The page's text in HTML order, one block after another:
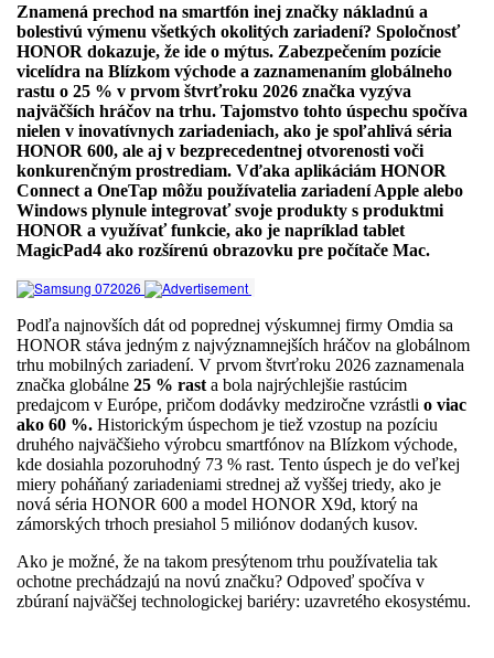
Znamená prechod na smartfón inej značky nákladnú a
bolestivú výmenu všetkých okolitých zariadení? Spoločnosť
HONOR dokazuje, že ide o mýtus. Zabezpečením pozície
vicelídra na Blízkom východe a zaznamenaním globálneho
rastu o 25 % v prvom štvrťroku 2026 značka vyzýva
najväčších hráčov na trhu. Tajomstvo tohto úspechu spočíva
nielen v inovatívnych zariadeniach, ako je spoľahlivá séria
HONOR 600, ale aj v bezprecedentnej otvorenosti voči
konkurenčným prostrediam. Vďaka aplikáciám HONOR
Connect a OneTap môžu používatelia zariadení Apple alebo
Windows plynule integrovať svoje produkty s produktmi
HONOR a využívať funkcie, ako je napríklad tablet
MagicPad4 ako rozšírenú obrazovku pre počítače Mac.
Podľa najnovších dát od poprednej výskumnej firmy Omdia sa
HONOR stáva jedným z najvýznamnejších hráčov na globálnom
trhu mobilných zariadení. V prvom štvrťroku 2026 zaznamenala
značka globálne 25 % rast a bola najrýchlejšie rastúcim
predajcom v Európe, pričom dodávky medziročne vzrástli o viac
ako 60 %. Historickým úspechom je tiež vzostup na pozíciu
druhého najväčšieho výrobcu smartfónov na Blízkom východe,
kde dosiahla pozoruhodný 73 % rast. Tento úspech je do veľkej
miery poháňaný zariadeniami strednej až vyššej triedy, ako je
nová séria HONOR 600 a model HONOR X9d, ktorý na
zámorských trhoch presiahol 5 miliónov dodaných kusov.
Ako je možné, že na takom presýtenom trhu používatelia tak
ochotne prechádzajú na novú značku? Odpoveď spočíva v
zbúraní najväčšej technologickej bariéry: uzavretého ekosystému.